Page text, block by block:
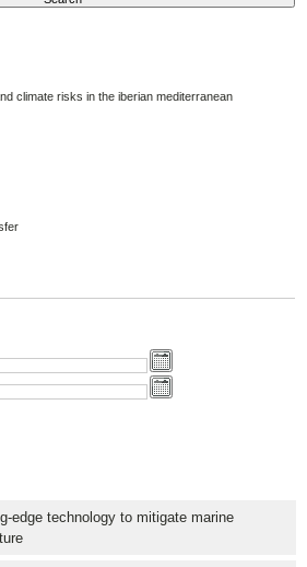
climate risks in the iberian mediterranean
edge technology to mitigate marine